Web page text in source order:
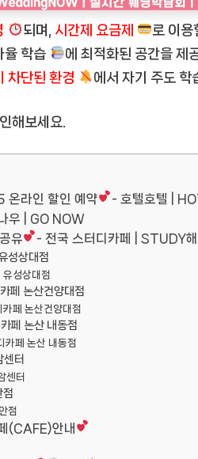
되며, 시간제 요금제 로 이용
율 학습 에 최적화된 공간을 제
차단된 환경 에서 자기 주도 학
해보세요.
온라인 할인 예약
- 호텔호텔 |
우 | GO NOW
유
- 전국 스터디카페 | STUDY
성상대점
성상대점
페 논산건양대점
페 논산건양대점
페 논산 내동점
카페 논산 내동점
터
센터
점
점
(CAFE)안내